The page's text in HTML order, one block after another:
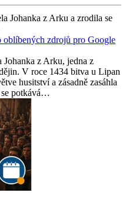
Johanka z Arku a zrodila se
oblíbených zdrojů pro Google
z Arku, jedna z
V roce 1434 bitva u Lipan
husitství a zásadně zasáhla
se potkává…